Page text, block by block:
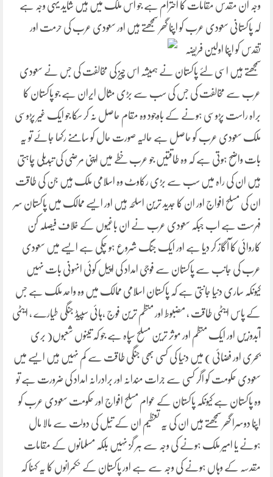
وجہ ان مقدس مقامات کا احترام ہے جو اس ملک میں ہیں شاید یہی وجہ ہے
کہ پاکستانی سعودی عرب کو اپنا گھر سمجھتے ہیں اور سعودی عربکی حرمت اور
تقدس کو اپنا اولین فریضہ
سمجھتے ہیں اسی لئے پاکستان نے ہمیشہ اس چیز کی مخالفت کی جس نے سعودی
عرب سے مخالفت کی جس کی سب سے بڑی مثال ایران ہے جو پاکستان کا
براہ راست پڑوسی ہونے کے باوجود وہ مقام حاصل نہ کر سکا جو ایک غیر پڑوسی
ملک سعودی عرب کو حاصل ہے حالیہ صورت حال کو سامنے رکھا جائے تو یہ
بات واضح ہوتی ہے کہ وہ طاقتیں جو عرب خطے میں اپنی مرضی کی تبدیلی چاہتی
ہیں ان کی راہ میں سب سے بڑی رکاوٹ وہ اسلامی ملک ہیں جن کی طاقت
ان کی مسلح افواج اور ان کا جدید ترین اسلحہ ہیں اور ایسے ممالک میں پاکستان سر
فہرست ہے اب جبکہ سعودی عرب نے ان باغیوں کے خلاف فیصلہ کن
کاروائی کا آگاز کر دیا ہے اور ایک جنگ شروع ہو چکی ہے ایسے میں سعودی
عرب کی جانب سے پاکستان سے فوجی امداد کی اپیل کوئی انہونی بات نہیں
کیونکہ ساری دنیا جانتی ہے کہ پاکستان اسلامی ممالک میں وہ واحد ملک ہے جس
کے پاس ایٹمی طاقت ، مضبوط اور منظم ترین فوج ،ہائی سپیڈ جنگی طیارے ، ایٹمی
آبدوزیں اور ایک منظم اور موثر ترین مسلح سپاہ ہے جو کہ تینوں شعبوں( بری
بحری اور فضائی ) میں دنیا کی کسی بھی جنگی طاقت سے کم نہیں ہیں ایسے میں
سعودی حکومت کو اگر کسی سے جرات مندانہ اور برادرانہ امداد کی ضرورت ہے تو
وہ پاکستان ہے کیونکہ پاکستان کے عوام مسلح افواج اور حکومت سعودی عرب کو
اپنا دوسرا گھر سمجھتے ہیں ان کی یہ تعظیم ان کے تیل کی دولت سے مالا مال
ہونے یا امیر ملک ہونے کی وجہ سے ہر گز نہیں بلکہ مسلمانوں کے مقامات
مقدسہ کے وہاں ہونے کی وجہ سے ہے اور پاکستان کے حکمرانوں کا یہ کہنا کہ